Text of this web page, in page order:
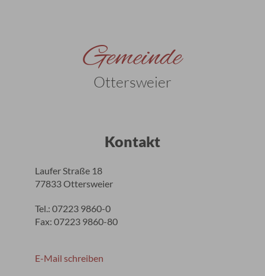
Gemeinde
Ottersweier
Kontakt
Laufer Straße 18
77833 Ottersweier
Tel.: 07223 9860-0
Fax: 07223 9860-80
E-Mail schreiben